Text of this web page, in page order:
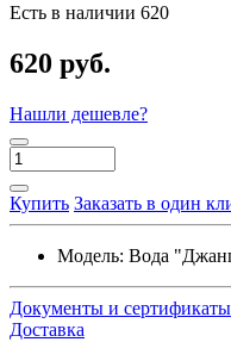
Есть в наличии 620
620 руб.
Нашли дешевле?
Купить Заказать в один
Модель: Вода
Документы и сертификаты
Доставка